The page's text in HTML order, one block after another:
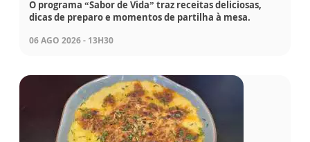
O programa “Sabor de Vida” traz receitas deliciosas,
dicas de preparo e momentos de partilha à mesa.
06 AGO 2026 - 13H30